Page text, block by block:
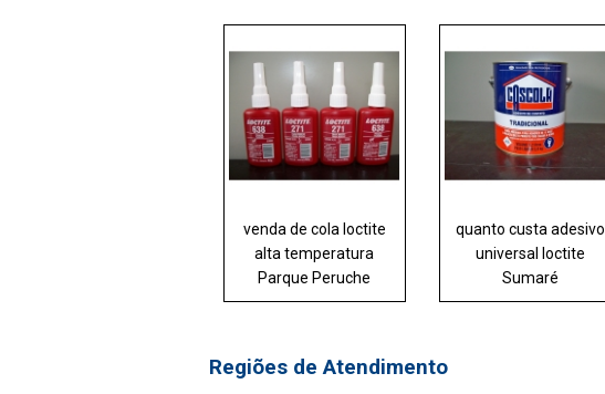
venda de cola loctite
alta temperatura
Parque Peruche
quanto custa adesivo
universal loctite
Sumaré
Regiões de Atendimento